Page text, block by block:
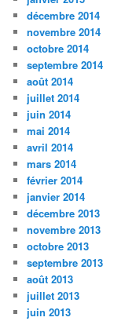
décembre 2014
novembre 2014
octobre 2014
septembre 2014
août 2014
juillet 2014
juin 2014
mai 2014
avril 2014
mars 2014
février 2014
janvier 2014
décembre 2013
novembre 2013
octobre 2013
septembre 2013
août 2013
juillet 2013
juin 2013